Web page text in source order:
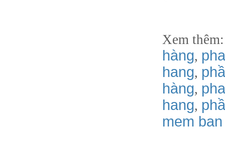
Xem
hàng,
hang,
hàng,
hang,
mem